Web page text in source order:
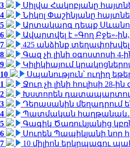
3
Սիլվա Հակոբյանը
4
Նիկոլ Փաշինյանը
5
Արտակարգ դեպք
6
Ավարտվել է «Գող Բջե»-
7
425 անձինք տեղափոխվել
8
Գազ չի լինի օգոստոսի 4-
9
Կիլիկիայում
10
Սպանություն՝ ուղիղ
1
Ջուր չի լինի հուլիսի 28-
2
Խստորեն դատապարտում
3
Դերասանին մեղադրում
4
Պատմական հաղթանակ․
5
Գագիկ Ծառուկյանից
6
Սուրեն Պապիկյանի նոր
7
10 միլիոն երկրպագու